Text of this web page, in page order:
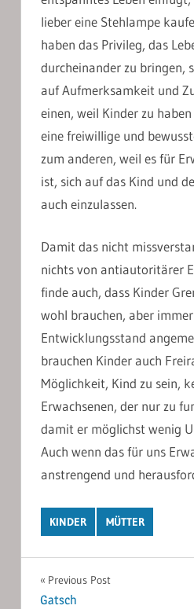
lieber eine Stehlampe
haben das Privileg, das
durcheinander zu bringen,
auf Aufmerksamkeit und
einen, weil Kinder zu
eine freiwillige und
zum anderen, weil es für
ist, sich auf das Kind und
auch einzulassen.
Damit das nicht
nichts von antiautoritärer
finde auch, dass Kinder
wohl brauchen, aber
Entwicklungsstand
brauchen Kinder auch
Möglichkeit, Kind zu sein,
Erwachsenen, der nur zu
damit er möglichst wenig
Auch wenn das für uns
anstrengend und
KINDER MÜTTER
Post
Previous Post
Gatsch